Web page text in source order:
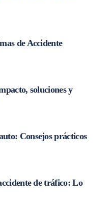
de Accidente
soluciones y
Consejos prácticos
de tráfico: Lo